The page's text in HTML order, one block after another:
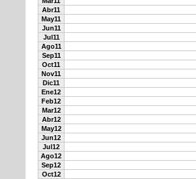
Abr11
May11
Jun11
Jul11
Ago11
Sep11
Oct11
Nov11
Dic11
Ene12
Feb12
Mar12
Abr12
May12
Jun12
Jul12
Ago12
Sep12
Oct12